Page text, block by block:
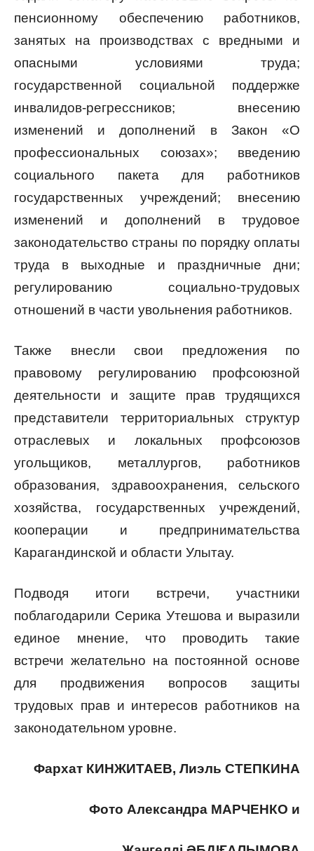
пенсионному обеспечению работников,
занятых на производствах с вредными и
опасными условиями труда;
государственной социальной поддержке
инвалидов-регрессников; внесению
изменений и дополнений в Закон «О
профессиональных союзах»; введению
социального пакета для работников
государственных учреждений; внесению
изменений и дополнений в трудовое
законодательство страны по порядку оплаты
труда в выходные и праздничные дни;
регулированию социально-трудовых
отношений в части увольнения работников.
Также внесли свои предложения по
правовому регулированию профсоюзной
деятельности и защите прав трудящихся
представители территориальных структур
отраслевых и локальных профсоюзов
угольщиков, металлургов, работников
образования, здравоохранения, сельского
хозяйства, государственных учреждений,
кооперации и предпринимательства
Карагандинской и области Улытау.
Подводя итоги встречи, участники
поблагодарили Серика Утешова и выразили
единое мнение, что проводить такие
встречи желательно на постоянной основе
для продвижения вопросов защиты
трудовых прав и интересов работников на
законодательном уровне.
Фархат КИНЖИТАЕВ, Лиэль СТЕПКИНА
Фото Александра МАРЧЕНКО и